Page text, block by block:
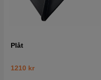
Plåt
1210 kr